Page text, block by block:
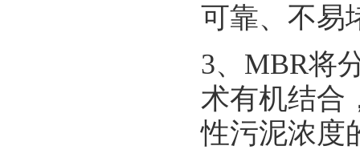
可靠、不易
3、MBR将
术有机结合
性污泥浓度